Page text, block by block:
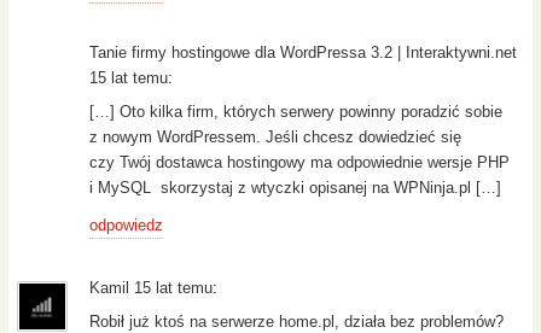
Tanie firmy hostingowe dla WordPressa 3.2 | Interaktywni.net
15 lat temu:
[…] Oto kilka firm, których serwery powinny poradzić sobie
z nowym WordPressem. Jeśli chcesz dowiedzieć się
czy Twój dostawca hostingowy ma odpowiednie wersje PHP
i MySQL skorzystaj z wtyczki opisanej na WPNinja.pl […]
odpowiedz
Kamil 15 lat temu:
Robił już ktoś na serwerze home.pl, działa bez problemów?